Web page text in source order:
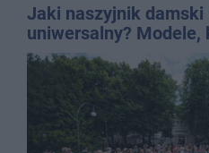
Jaki naszyjnik damski
uniwersalny? Modele,
wielu stylizacji